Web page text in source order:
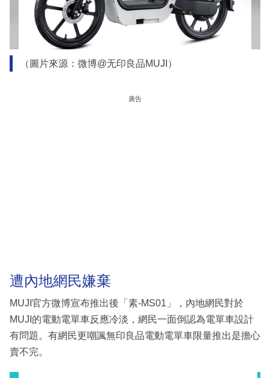
（圖片來源：微博@无印良品MUJI）
廣告
遭內地網民嫌棄
MUJI官方微博宣布推出後「素-MS01」，內地網民對於
MUJI的電動電單車反應冷淡，網民一面倒認為電單車設計
有問題。有網民更嘲諷無印良品電動電單車限量推出是擔心
賣不完。